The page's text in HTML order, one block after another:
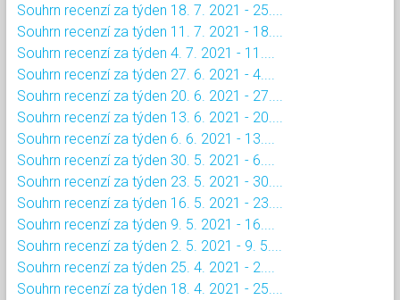
Souhrn recenzí za týden 18. 7. 2021 - 25....
Souhrn recenzí za týden 11. 7. 2021 - 18....
Souhrn recenzí za týden 4. 7. 2021 - 11....
Souhrn recenzí za týden 27. 6. 2021 - 4....
Souhrn recenzí za týden 20. 6. 2021 - 27....
Souhrn recenzí za týden 13. 6. 2021 - 20....
Souhrn recenzí za týden 6. 6. 2021 - 13....
Souhrn recenzí za týden 30. 5. 2021 - 6....
Souhrn recenzí za týden 23. 5. 2021 - 30....
Souhrn recenzí za týden 16. 5. 2021 - 23....
Souhrn recenzí za týden 9. 5. 2021 - 16....
Souhrn recenzí za týden 2. 5. 2021 - 9. 5....
Souhrn recenzí za týden 25. 4. 2021 - 2....
Souhrn recenzí za týden 18. 4. 2021 - 25....